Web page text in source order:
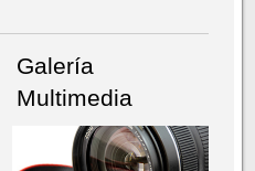
Galería
Multimedia